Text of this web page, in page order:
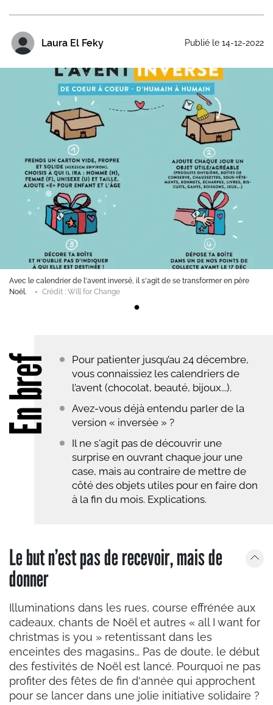
Laura El Feky Publié le 14-12-2022
bref
Pour patienter jusqu’au 24 décembre,
vous connaissiez les calendriers de
l’avent (chocolat, beauté, bijoux...).
Avez-vous déjà entendu parler de la
version « inversée » ?
Il ne s'agit pas de découvrir une
surprise en ouvrant chaque jour une
case, mais au contraire de mettre de
côté des objets utiles pour en faire don
à la fin du mois. Explications.
Avec le calendrier de l'avent inversé, il s'agit de se transformer en père
Noël.
Crédit : Will for Change
Le but n’est pas de recevoir, mais de
donner
Illuminations dans les rues, course effrénée aux
cadeaux, chants de Noël et autres « all I want for
christmas is you » retentissant dans les
enceintes des magasins… Pas de doute, le début
des festivités de Noël est lancé. Pourquoi ne pas
profiter des fêtes de fin d'année qui approchent
pour se lancer dans une jolie initiative solidaire ?